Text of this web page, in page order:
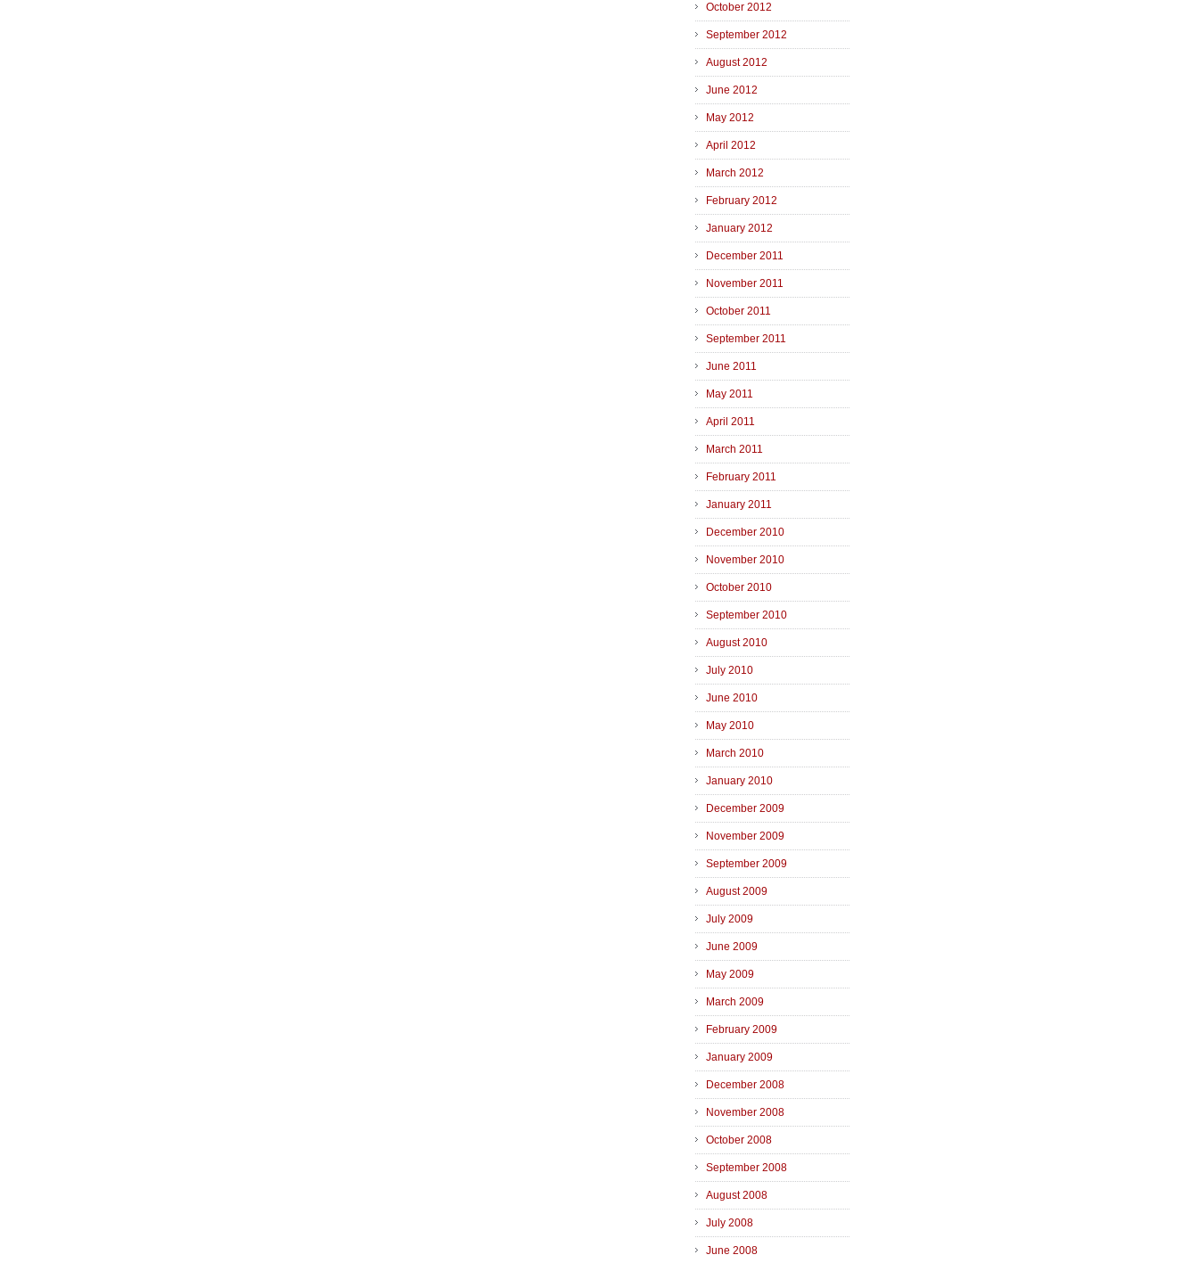
October 2012
September 2012
August 2012
June 2012
May 2012
April 2012
March 2012
February 2012
January 2012
December 2011
November 2011
October 2011
September 2011
June 2011
May 2011
April 2011
March 2011
February 2011
January 2011
December 2010
November 2010
October 2010
September 2010
August 2010
July 2010
June 2010
May 2010
March 2010
January 2010
December 2009
November 2009
September 2009
August 2009
July 2009
June 2009
May 2009
March 2009
February 2009
January 2009
December 2008
November 2008
October 2008
September 2008
August 2008
July 2008
June 2008